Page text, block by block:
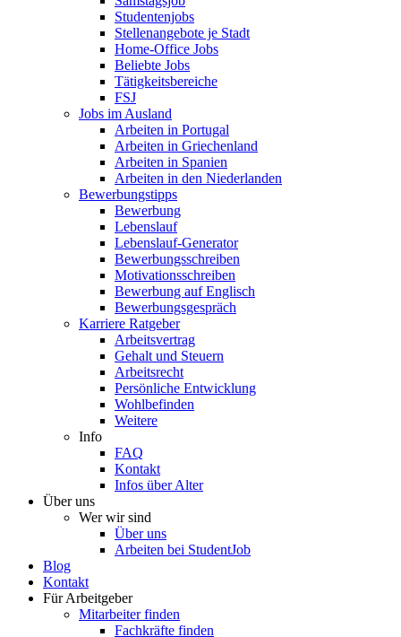
Studentenjobs
Stellenangebote je Stadt
Home-Office Jobs
Beliebte Jobs
Tätigkeitsbereiche
FSJ
Jobs im Ausland
Arbeiten in Portugal
Arbeiten in Griechenland
Arbeiten in Spanien
Arbeiten in den Niederlanden
Bewerbungstipps
Bewerbung
Lebenslauf
Lebenslauf-Generator
Bewerbungsschreiben
Motivationsschreiben
Bewerbung auf Englisch
Bewerbungsgespräch
Karriere Ratgeber
Arbeitsvertrag
Gehalt und Steuern
Arbeitsrecht
Persönliche Entwicklung
Wohlbefinden
Weitere
Info
FAQ
Kontakt
Infos über Alter
Über uns
Wer wir sind
Über uns
Arbeiten bei StudentJob
Blog
Kontakt
Für Arbeitgeber
Mitarbeiter finden
Fachkräfte finden